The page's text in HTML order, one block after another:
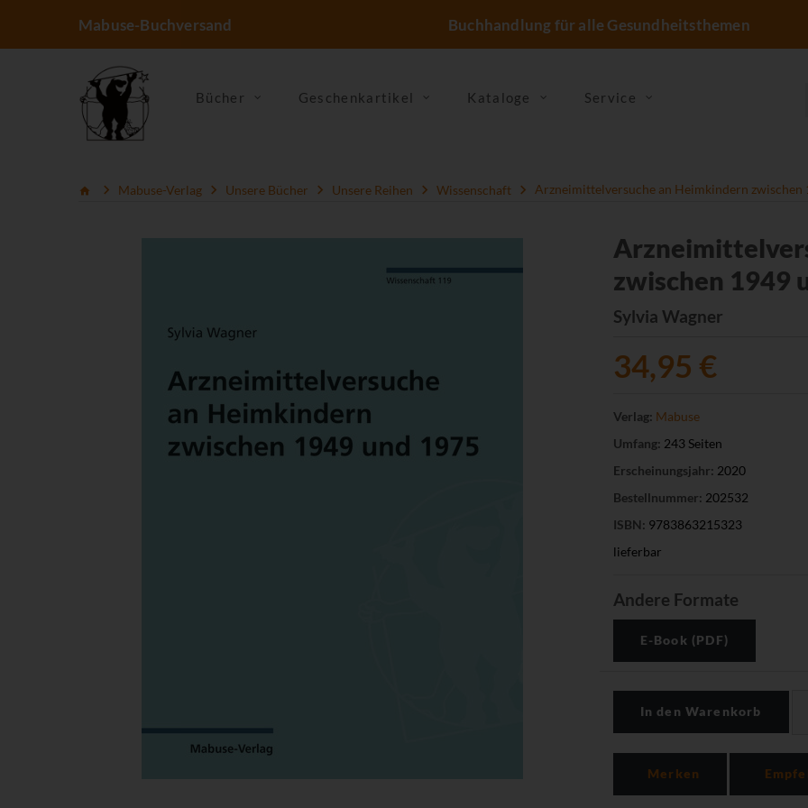
Mabuse-Buchversand Buchhandlung für alle Gesundheitsthemen
Bücher Geschenkartikel Kataloge Service
Mabuse-Verlag Unsere Bücher Unsere Reihen Wissenschaft Arzneimittelversuche an Heimkindern zwischen
zwischen 1949
Sylvia Wagner
34,95 €
Verlag: Mabuse
Umfang: 243 Seiten
Erscheinungsjahr: 2020
Bestellnummer: 202532
ISBN: 9783863215323
lieferbar
Andere Formate
E-Book (PDF)
In den Warenkorb
Merken